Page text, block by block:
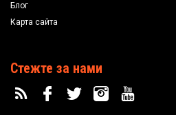
Блог
Карта сайта
Стежте за нами